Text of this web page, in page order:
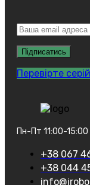
Перевірте
Пн-Пт 11:00-15:00
+38 067
+38 044